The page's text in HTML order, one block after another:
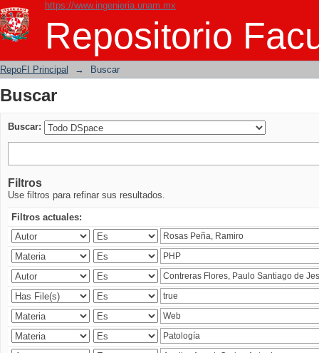
https://www.ingenieria.unam.mx
Repositorio
Buscar
RepoFI Principal → Buscar
Buscar
Buscar:
Filtros
Use filtros para refinar sus resultados.
Filtros actuales: